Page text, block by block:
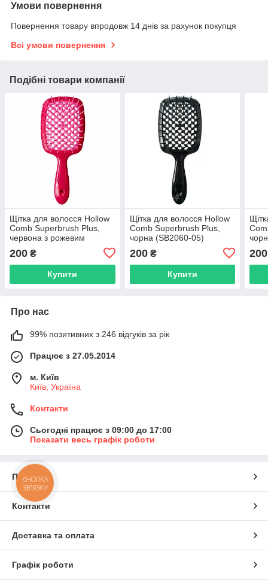
Умови повернення
Повернення товару впродовж 14 днів за рахунок покупця
Всі умови повернення
Подібні товари компанії
Щітка для волосся Hollow
Comb Superbrush Plus,
червона з рожевим
200 ₴
Купити
Щітка для волосся Hollow
Comb Superbrush Plus,
чорна (SB2060-05)
200₴
Купити
200
Про нас
99% позитивних з 246 відгуків за рік
Працює з 27.05.2014
м. Київ
Київ, Україна
Контакти
Сьогодні працює з 09:00 до 17:00
Показати весь графік роботи
Про нас
Контакти
Доставка та оплата
Графік роботи
КНОПКА
ЗВ'ЯЗКУ